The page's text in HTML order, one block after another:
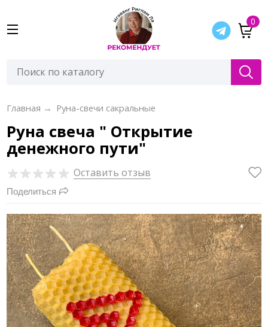
0
Главная → Руна-свечи сакральные
Руна свеча " Открытие
денежного пути"
Оставить отзыв
Поделиться